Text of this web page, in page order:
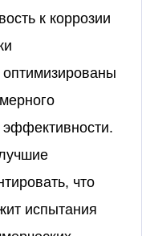
к коррозии
что
испытания